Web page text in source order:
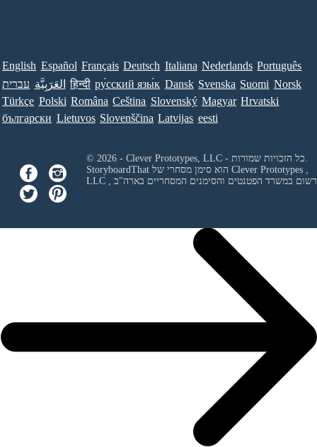
English Español Français Deutsch Italiana Nederlands Português
עברית العَرَبِيَّة हिन्दी ру́сский язы́к Dansk Svenska Suomi Norsk
Türkçe Polski Româna Ceština Slovenský Magyar Hrvatski
български Lietuvos Slovenščina Latvijas eesti
Clever Prototypes ,
LLC
ורשום במשרד הפטנטים והסימנים המסחריים בארה"ב